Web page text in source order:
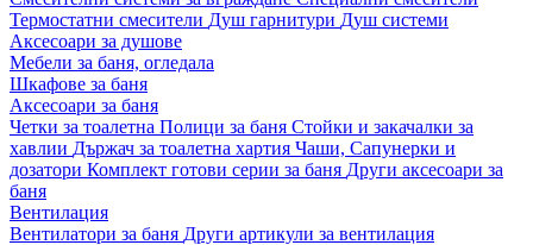
Термостатни смесители Душ гарнитури Душ системи
Аксесоари за душове
Мебели за баня, огледала
Шкафове за баня
Аксесоари за баня
Четки за тоалетна Полици за баня Стойки и закачалки за
хавлии Държач за тоалетна хартия Чаши, Сапунерки и
дозатори Комплект готови серии за баня Други аксесоари за
баня
Вентилация
Вентилатори за баня Други артикули за вентилация